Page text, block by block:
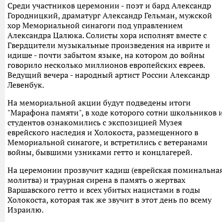
Среди участников церемонии - поэт и бард Александр
Городницкий, драматург Александр Гельман, мужской
хор Мемориальной синагоги под управлением
Александра Цалюка. Солисты хора исполнят вместе с
Гвердцители музыкальные произведения на иврите и
идише - почти забытом языке, на котором до войны
говорило несколько миллионов европейских евреев.
Ведущий вечера - народный артист России Александр
Левенбук.
На мемориальной акции будут подведены итоги
"Марафона памяти", в ходе которого сотни школьников
студентов ознакомились с экспозицией Музея
еврейского наследия и Холокоста, размещенного в
Мемориальной синагоге, и встретились с ветеранами
войны, бывшими узниками гетто и концлагерей.
На церемонии прозвучит кадиш (еврейская
молитва) и траурная сирена в память о жертвах
Варшавского гетто и всех убитых нацистами в годы
Холокоста, которая так же звучит в этот день по всему
Израилю.